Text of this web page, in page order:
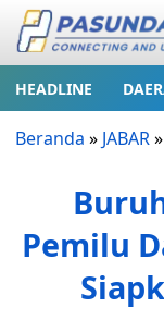
HEADLINE
Beranda » JABAR»
Pemilu